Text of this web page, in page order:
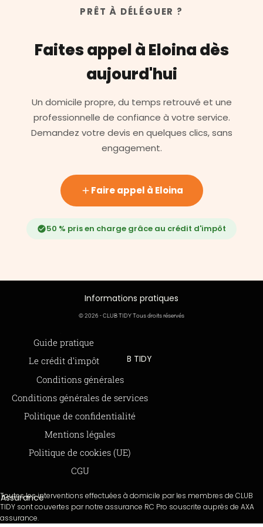
PRÊT À DÉLÉGUER ?
Faites appel à Eloina dès
aujourd'hui
Un domicile propre, du temps retrouvé et une
professionnelle de confiance à votre service.
Demandez votre devis en quelques clics, sans
engagement.
Faire appel à Eloina
50 % pris en charge grâce au crédit d'impôt
Informations pratiques
Guide pratique
Le crédit d’impôt
Offre de parrainage 50-50
FAQ
BLOG
© 2026 - CLUB TIDY Tous droits réservés
Informations légales
Conditions générales
Conditions générales de services
Politique de confidentialité
Mentions légales
Politique de cookies (UE)
CGU
CLUB TIDY
SAS CLUB TIDY
165 Avenue de Bretagne
59000 LILLE
979 480 886 RCS LILLE Métropole
Moyens de paiements
Assurance
Toutes les interventions effectuées à domicile par les membres de CLUB
TIDY sont couvertes par notre assurance RC Pro souscrite auprès de AXA
assurance.